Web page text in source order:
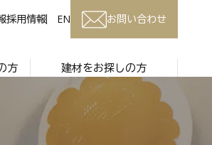
採用情報 EN お問い合わせ
方 建材をお探しの方